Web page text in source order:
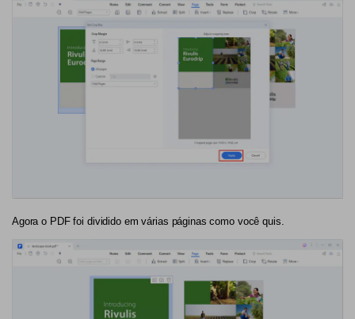
Agora o PDF foi dividido em várias páginas como você quis.